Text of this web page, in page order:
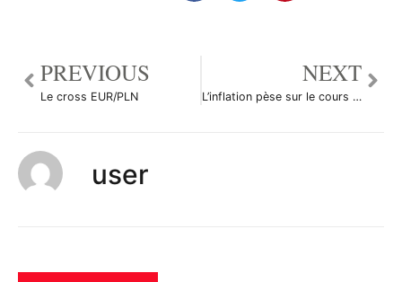
PREVIOUS
Le cross EUR/PLN
NEXT
L’inflation pèse sur le cours du dollar
user